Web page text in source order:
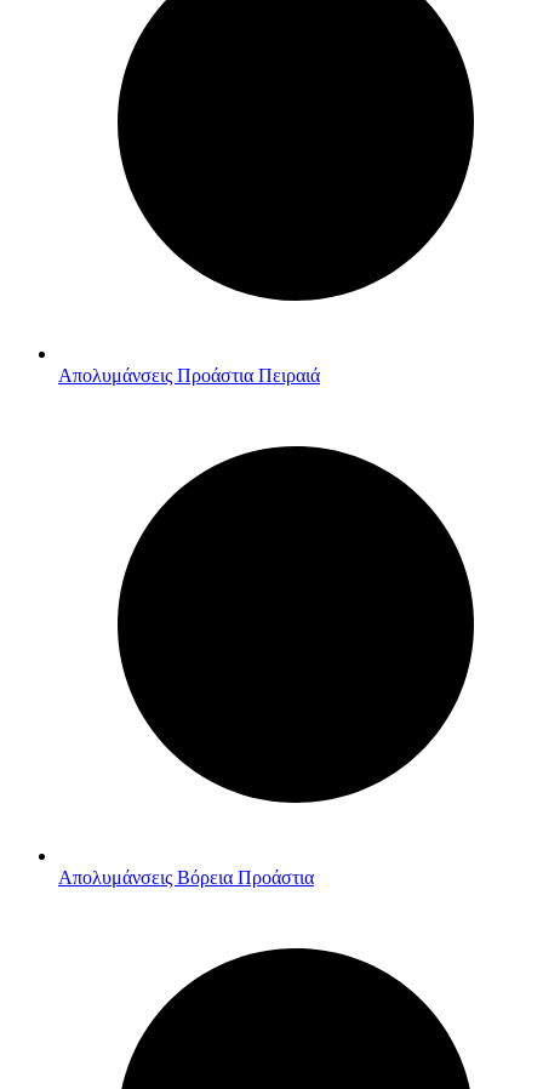
Απολυμάνσεις Προάστια Πειραιά
Απολυμάνσεις Βόρεια Προάστια